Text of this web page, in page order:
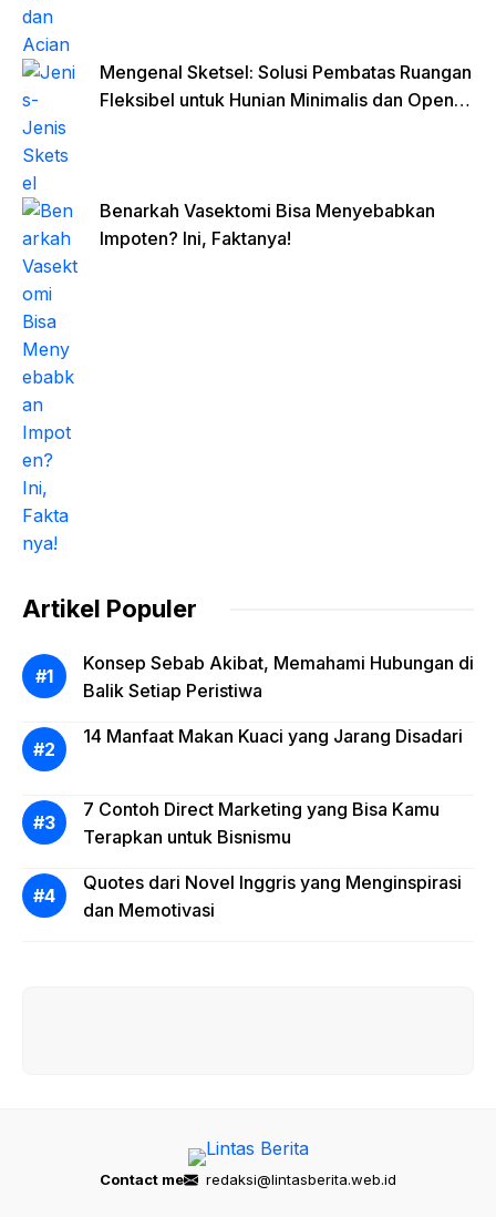
Mengenal Sketsel: Solusi Pembatas Ruangan
Fleksibel untuk Hunian Minimalis dan Open
Benarkah Vasektomi Bisa Menyebabkan
Impoten? Ini, Faktanya!
Artikel Populer
Konsep Sebab Akibat, Memahami Hubungan di
Balik Setiap Peristiwa
14 Manfaat Makan Kuaci yang Jarang Disadari
7 Contoh Direct Marketing yang Bisa Kamu
Terapkan untuk Bisnismu
Quotes dari Novel Inggris yang Menginspirasi
dan Memotivasi
Contact me redaksi@lintasberita.web.id